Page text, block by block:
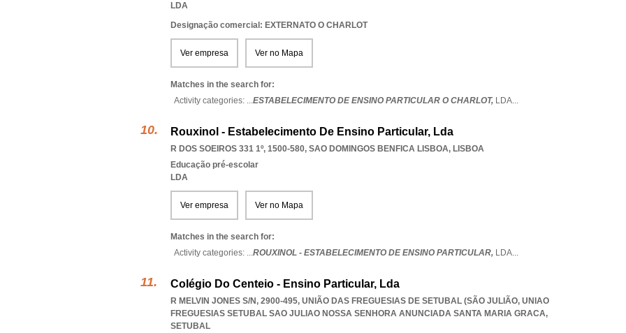
LDA
Designação comercial: EXTERNATO O CHARLOT
Ver empresa Ver no Mapa
Matches in the search for:
Activity categories: ...ESTABELECIMENTO DE ENSINO PARTICULAR O CHARLOT, LDA...
Rouxinol - Estabelecimento De Ensino Particular, Lda
R DOS SOEIROS 331 1º, 1500-580, SAO DOMINGOS BENFICA LISBOA, LISBOA
Educação pré-escolar
LDA
Ver empresa Ver no Mapa
Matches in the search for:
Activity categories: ...ROUXINOL - ESTABELECIMENTO DE ENSINO PARTICULAR, LDA...
Colégio Do Centeio - Ensino Particular, Lda
R MELVIN JONES S/N, 2900-495, UNIÃO DAS FREGUESIAS DE SETUBAL (SÃO JULIÃO, UNIAO
FREGUESIAS SETUBAL SAO JULIAO NOSSA SENHORA ANUNCIADA SANTA MARIA GRACA,
SETUBAL